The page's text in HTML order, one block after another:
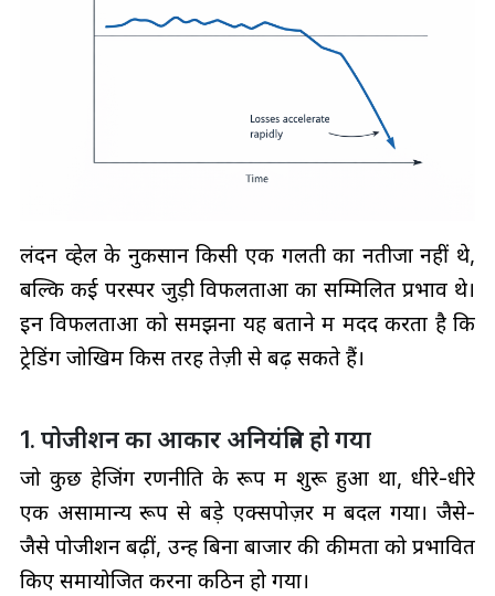
लंदन व्हेल के नुकसान किसी एक गलती का नतीजा नहीं थे,
बल्कि कई परस्पर जुड़ी विफलताओं का सम्मिलित प्रभाव थे।
इन विफलताओं को समझना यह बताने में मदद करता है कि
ट्रेडिंग जोखिम किस तरह तेज़ी से बढ़ सकते हैं।
1. पोजीशन का आकार अनियंत्रित हो गया
जो कुछ हेजिंग रणनीति के रूप में शुरू हुआ था, धीरे-धीरे
एक असामान्य रूप से बड़े एक्सपोज़र में बदल गया। जैसे-
जैसे पोजीशन बढ़ीं, उन्हें बिना बाजार की कीमतों को प्रभावित
किए समायोजित करना कठिन हो गया।